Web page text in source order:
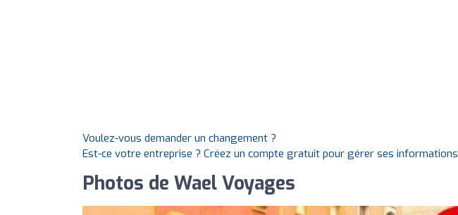
Voulez-vous demander un changement ?
Est-ce votre entreprise ? Créez un compte gratuit pour gérer ses informations
Photos de Wael Voyages